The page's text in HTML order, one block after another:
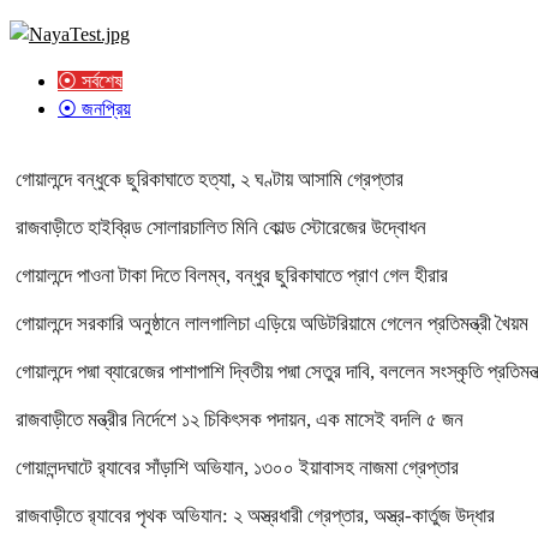
⦿ সর্বশেষ
⦿ জনপ্রিয়
গোয়ালন্দে বন্ধুকে ছুরিকাঘাতে হত্যা, ২ ঘণ্টায় আসামি গ্রেপ্তার
রাজবাড়ীতে হাইব্রিড সোলারচালিত মিনি কোল্ড স্টোরেজের উদ্বোধন
গোয়ালন্দে পাওনা টাকা দিতে বিলম্ব, বন্ধুর ছুরিকাঘাতে প্রাণ গেল হীরার
গোয়ালন্দে সরকারি অনুষ্ঠানে লালগালিচা এড়িয়ে অডিটরিয়ামে গেলেন প্রতিমন্ত্রী খৈয়ম
গোয়ালন্দে পদ্মা ব্যারেজের পাশাপাশি দ্বিতীয় পদ্মা সেতুর দাবি, বললেন সংস্কৃতি
রাজবাড়ীতে মন্ত্রীর নির্দেশে ১২ চিকিৎসক পদায়ন, এক মাসেই বদলি ৫ জন
গোয়ালন্দঘাটে র‌্যাবের সাঁড়াশি অভিযান, ১৩০০ ইয়াবাসহ নাজমা গ্রেপ্তার
রাজবাড়ীতে র‌্যাবের পৃথক অভিযান: ২ অস্ত্রধারী গ্রেপ্তার, অস্ত্র-কার্তুজ উদ্ধার